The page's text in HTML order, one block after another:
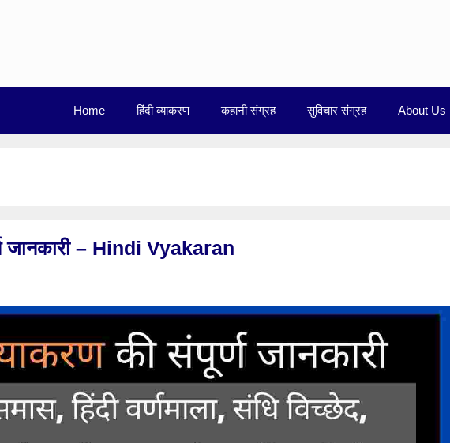
Home हिंदी व्याकरण कहानी संग्रह सुविचार संग्रह About Us
जानकारी – Hindi Vyakaran